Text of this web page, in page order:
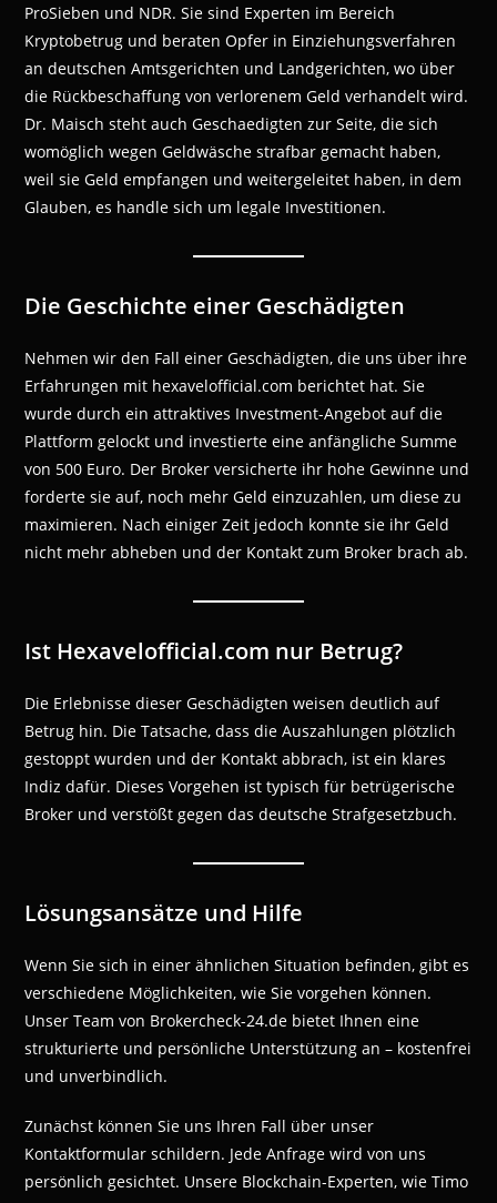
ProSieben und NDR. Sie sind Experten im Bereich
Kryptobetrug und beraten Opfer in Einziehungsverfahren
an deutschen Amtsgerichten und Landgerichten, wo über
die Rückbeschaffung von verlorenem Geld verhandelt wird.
Dr. Maisch steht auch Geschaedigten zur Seite, die sich
womöglich wegen Geldwäsche strafbar gemacht haben,
weil sie Geld empfangen und weitergeleitet haben, in dem
Glauben, es handle sich um legale Investitionen.
Die Geschichte einer Geschädigten
Nehmen wir den Fall einer Geschädigten, die uns über ihre
Erfahrungen mit hexavelofficial.com berichtet hat. Sie
wurde durch ein attraktives Investment-Angebot auf die
Plattform gelockt und investierte eine anfängliche Summe
von 500 Euro. Der Broker versicherte ihr hohe Gewinne und
forderte sie auf, noch mehr Geld einzuzahlen, um diese zu
maximieren. Nach einiger Zeit jedoch konnte sie ihr Geld
nicht mehr abheben und der Kontakt zum Broker brach ab.
Ist Hexavelofficial.com nur Betrug?
Die Erlebnisse dieser Geschädigten weisen deutlich auf
Betrug hin. Die Tatsache, dass die Auszahlungen plötzlich
gestoppt wurden und der Kontakt abbrach, ist ein klares
Indiz dafür. Dieses Vorgehen ist typisch für betrügerische
Broker und verstößt gegen das deutsche Strafgesetzbuch.
Lösungsansätze und Hilfe
Wenn Sie sich in einer ähnlichen Situation befinden, gibt es
verschiedene Möglichkeiten, wie Sie vorgehen können.
Unser Team von Brokercheck-24.de bietet Ihnen eine
strukturierte und persönliche Unterstützung an – kostenfrei
und unverbindlich.
Zunächst können Sie uns Ihren Fall über unser
Kontaktformular schildern. Jede Anfrage wird von uns
persönlich gesichtet. Unsere Blockchain-Experten, wie Timo